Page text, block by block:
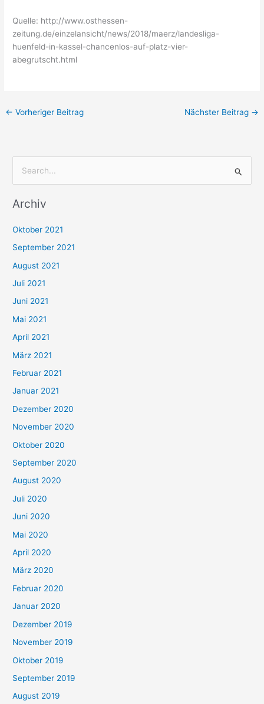
Quelle: http://www.osthessen-
zeitung.de/einzelansicht/news/2018/maerz/landesliga-
huenfeld-in-kassel-chancenlos-auf-platz-vier-
abegrutscht.html
← Vorheriger Beitrag Nächster Beitrag →
c
n
n
a
c
h
:
Archiv
Oktober 2021
September 2021
August 2021
Juli 2021
Juni 2021
Mai 2021
April 2021
März 2021
Februar 2021
Januar 2021
Dezember 2020
November 2020
Oktober 2020
September 2020
August 2020
Juli 2020
Juni 2020
Mai 2020
April 2020
März 2020
Februar 2020
Januar 2020
Dezember 2019
November 2019
Oktober 2019
September 2019
August 2019